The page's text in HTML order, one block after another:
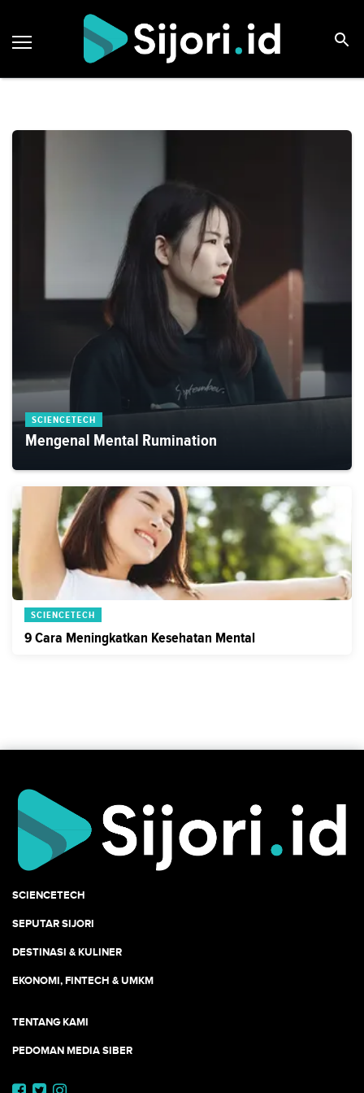
SCIENCETECH
Mengenal Mental Rumination
SCIENCETECH
9 Cara Meningkatkan Kesehatan Mental
SCIENCETECH
SEPUTAR SIJORI
DESTINASI & KULINER
EKONOMI, FINTECH & UMKM
TENTANG KAMI
PEDOMAN MEDIA SIBER